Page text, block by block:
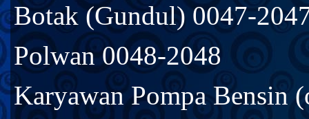
Botak (Gundul) 0047-
Polwan 0048-2048
Karyawan Pompa Bensin